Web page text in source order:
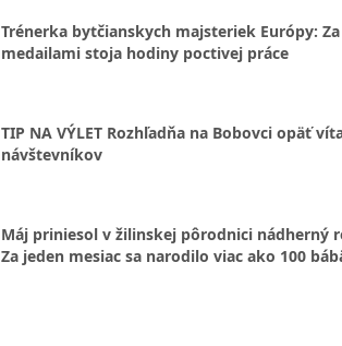
Trénerka bytčianskych majsteriek Európy: Za
medailami stoja hodiny poctivej práce
TIP NA VÝLET Rozhľadňa na Bobovci opäť
návštevníkov
Máj priniesol v žilinskej pôrodnici nádherný
Za jeden mesiac sa narodilo viac ako 100